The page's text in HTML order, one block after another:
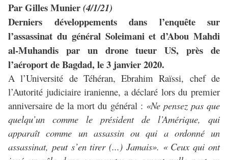
Par Gilles Munier(4/1/21)
Derniers développements dans l’enquête sur
l’assassinat du général Soleimani et d’Abou Mahdi
al-Muhandis par un drone tueur US, près de
l’aéroport de Bagdad, le 3 janvier 2020.
A l’Université de Téhéran, Ebrahim Raïssi, chef de
l’Autorité judiciaire iranienne, a déclaré lors du premier
anniversaire de la mort du général : «Ne pensez pas que
quelqu’un comme le président de l’Amérique, qui
apparaît comme un assassin ou qui a ordonné un
assassinat, peut s’en tirer (...) Jamais». « Ceux qui ont